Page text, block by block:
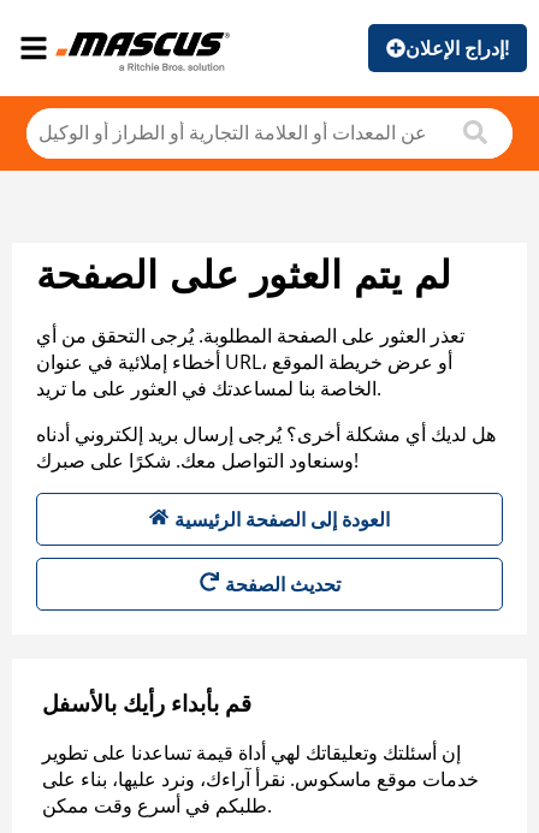
إدراج الإعلان!
لم يتم العثور على الصفحة
تعذر العثور على الصفحة المطلوبة. يُرجى التحقق من أي
أخطاء إملائية في عنوان URL، أو عرض خريطة الموقع
الخاصة بنا لمساعدتك في العثور على ما تريد.
هل لديك أي مشكلة أخرى؟ يُرجى إرسال بريد إلكتروني أدناه
وسنعاود التواصل معك. شكرًا على صبرك!
العودة إلى الصفحة الرئيسية
تحديث الصفحة
قم بأبداء رأيك بالأسفل
إن أسئلتك وتعليقاتك لهي أداة قيمة تساعدنا على تطوير
خدمات موقع ماسكوس. نقرأ آراءك، ونرد عليها، بناء على
طلبكم في أسرع وقت ممكن.